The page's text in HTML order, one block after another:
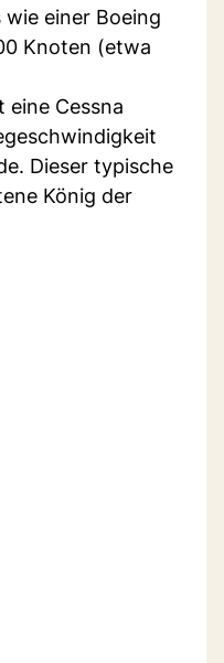
einer Boeing
Knoten (etwa
eine Cessna
Dieser typische
König der